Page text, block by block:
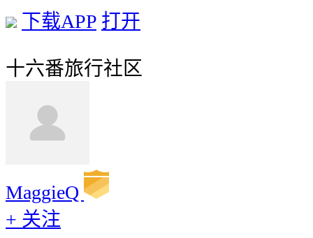
下载APP 打开
十六番旅行社区
MaggieQ
+ 关注